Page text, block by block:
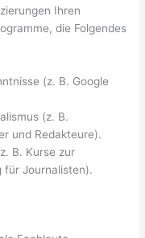
Ihren
die Folgendes
(z. B. Google
(z. B.
und Redakteure).
B. Kurse zur
für Journalisten).